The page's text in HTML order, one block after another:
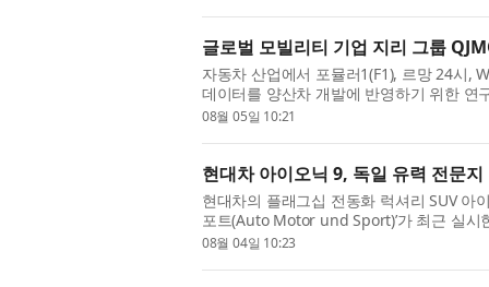
글로벌 모빌리티 기업 지리 그룹
자동차 산업에서 포뮬러1(F1), 르망 24시,
데이터를 양산차 개발에 반영하기 위한 연
M, 아우디 등 글로벌 제조사들이 막대한
08월 05일 10:21
현대차 아이오닉 9, 독일 유력 전문
현대차의 플래그십 전동화 럭셔리 SUV 아
포트(Auto Motor und Sport)’가 최근 실시
전기 SUV 시장을 대표하는 모델 중 하나인
08월 04일 10:23